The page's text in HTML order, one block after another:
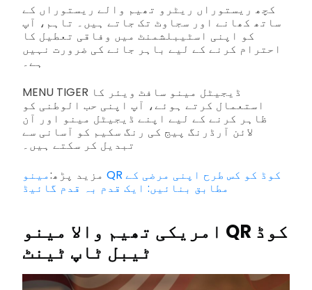
کچھ ریستوراں ریٹرو تھیم والے ریستوراں کے
ساتھ کھانے اور سجاوٹ تک جاتے ہیں۔ تاہم، آپ
کو اپنی اسٹیبلشمنٹ میں وفاقی تعطیل کا
احترام کرنے کے لیے باہر جانے کی ضرورت نہیں
ہے۔
MENU TIGER ڈیجیٹل مینو سافٹ ویئر کا
استعمال کرتے ہوئے، آپ اپنی حب الوطنی کو
ظاہر کرنے کے لیے اپنے ڈیجیٹل مینو اور آن
لائن آرڈرنگ پیج کی رنگ سکیم کو آسانی سے
تبدیل کر سکتے ہیں۔
مزید پڑھ:مینو QR کوڈ کو کس طرح اپنی مرضی کے
مطابق بنائیں: ایک قدم بہ قدم گائیڈ
امریکی تھیم والا مینو QR کوڈ
ٹیبل ٹاپ ٹینٹ